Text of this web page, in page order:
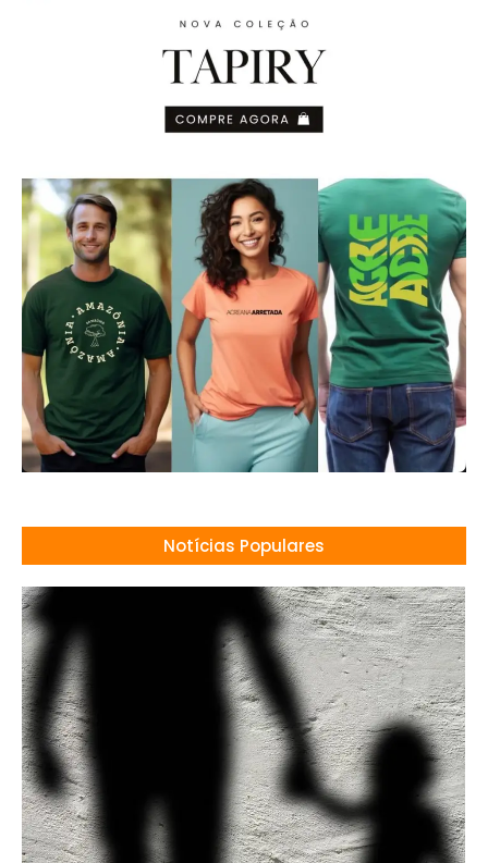
Notícias Populares